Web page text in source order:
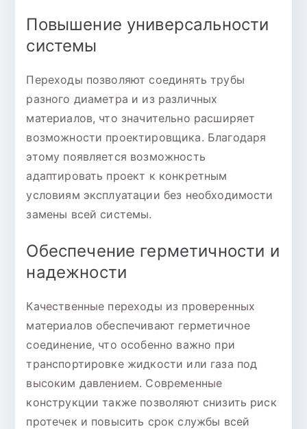
Повышение универсальности
системы
Переходы позволяют соединять трубы
разного диаметра и из различных
материалов, что значительно расширяет
возможности проектировщика. Благодаря
этому появляется возможность
адаптировать проект к конкретным
условиям эксплуатации без необходимости
замены всей системы.
Обеспечение герметичности и
надежности
Качественные переходы из проверенных
материалов обеспечивают герметичное
соединение, что особенно важно при
транспортировке жидкости или газа под
высоким давлением. Современные
конструкции также позволяют снизить риск
протечек и повысить срок службы всей